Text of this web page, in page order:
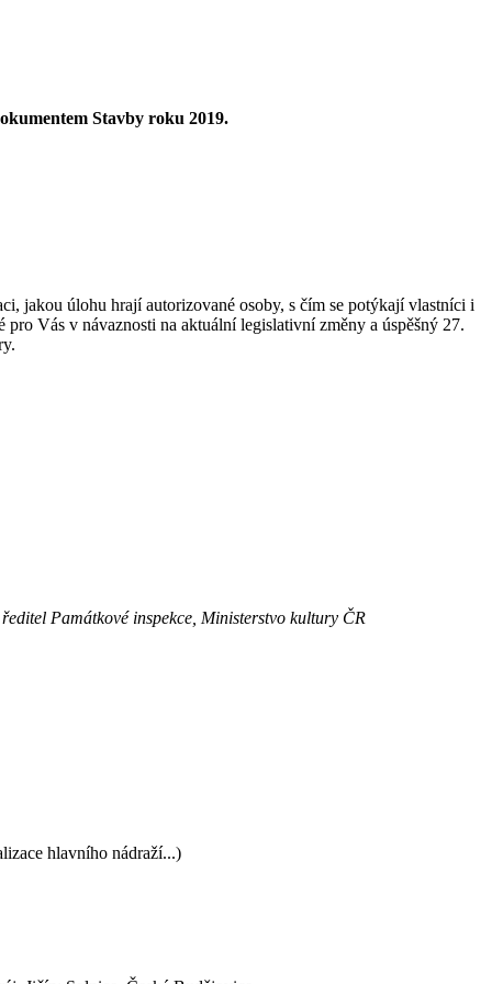
Stavby roku 2019.
jakou úlohu hrají autorizované osoby, s čím se potýkají vlastníci i
Vás v návaznosti na aktuální legislativní změny a úspěšný 27.
Památkové inspekce, Ministerstvo kultury ČR
hlavního nádraží...)